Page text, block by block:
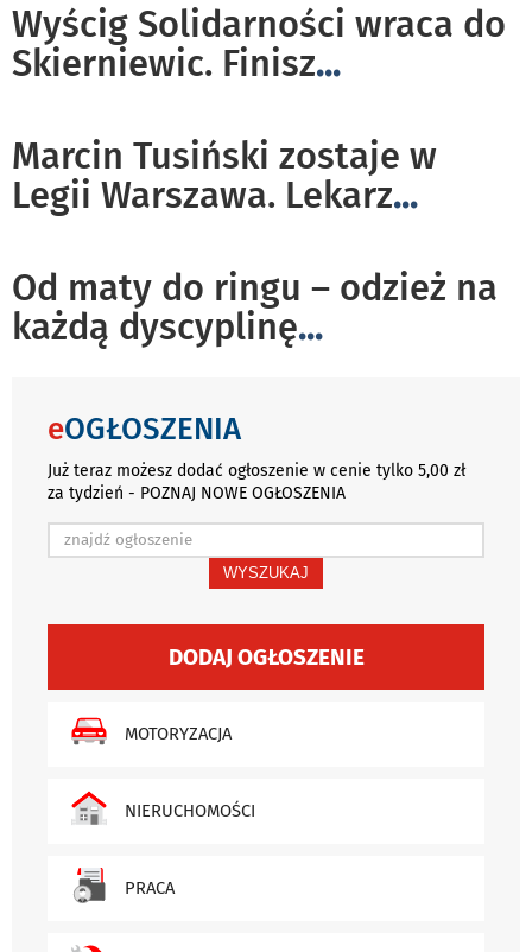
Wyścig Solidarności wraca do
Skierniewic. Finisz...
Marcin Tusiński zostaje w
Legii Warszawa. Lekarz...
Od maty do ringu – odzież na
każdą dyscyplinę...
eOGŁOSZENIA
Już teraz możesz dodać ogłoszenie w cenie tylko 5,00 zł
za tydzień - POZNAJ NOWE OGŁOSZENIA
WYSZUKAJ
DODAJ OGŁOSZENIE
MOTORYZACJA
NIERUCHOMOŚCI
PRACA